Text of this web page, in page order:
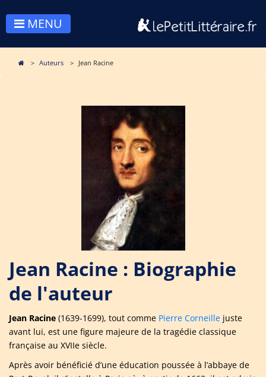
MENU
Auteurs Jean Racine
Jean Racine : Biographie
de l'auteur
Jean Racine (1639-1699), tout comme Pierre Corneille juste
avant lui, est une figure majeure de la tragédie classique
française au XVIIe siècle.
Après avoir bénéficié d’une éducation poussée à l’abbaye de